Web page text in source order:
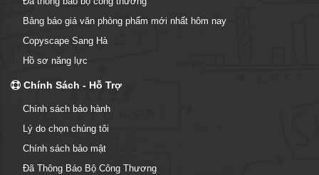
Bảng báo giá văn phòng phẩm mới nhất hôm nay
Copyscape Sang Hà
Hồ sơ năng lực
Chính Sách - Hỗ Trợ
Chính sách bảo hành
Lý do chọn chúng tôi
Chính sách bảo mật
Đã Thông Báo Bộ Công Thương